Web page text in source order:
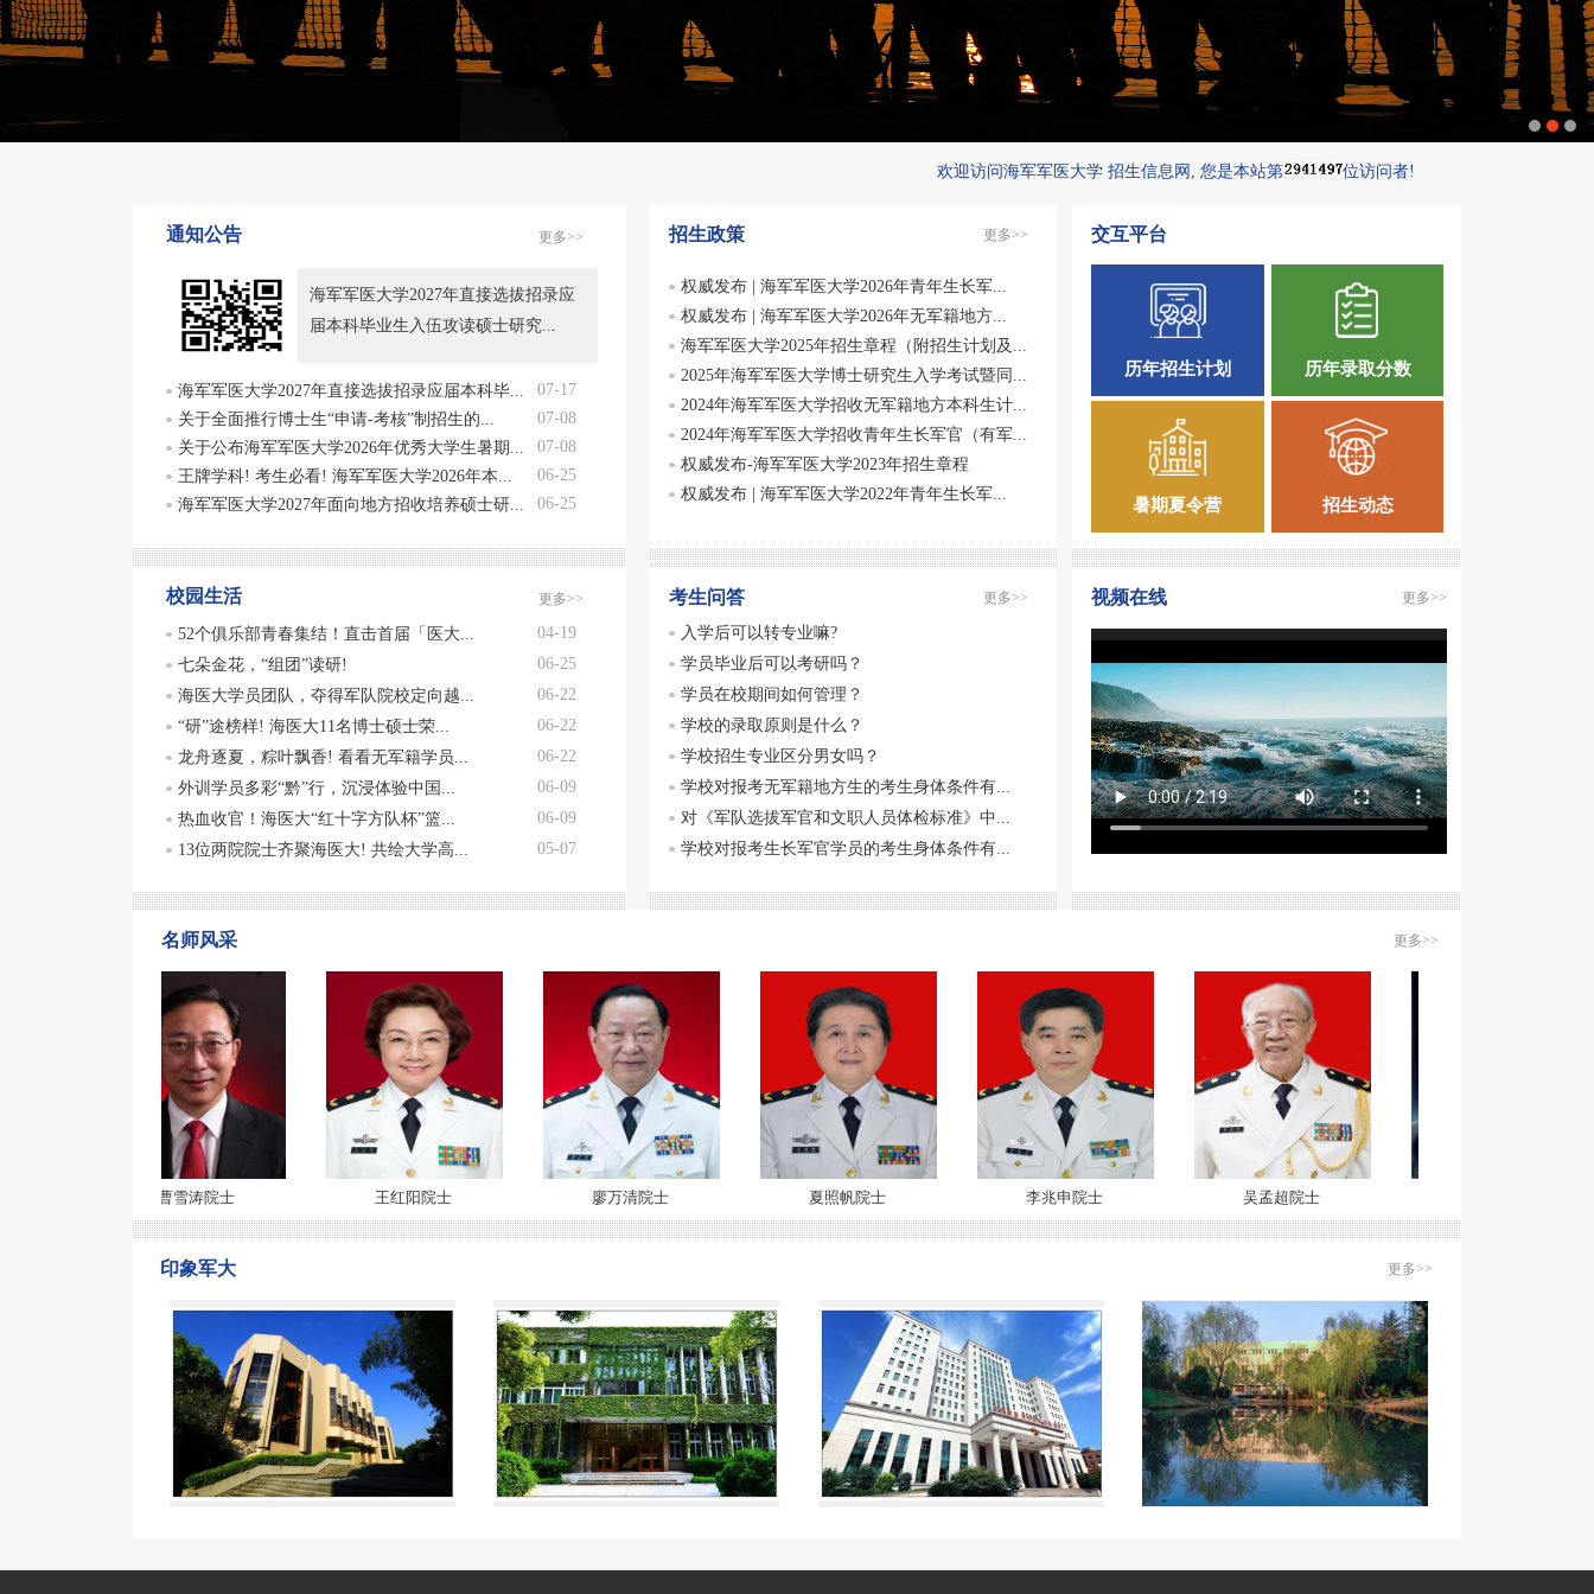
欢迎访问海军军医大学 招生信息网, 您是本站第 位访问者!
通知公告 更多>>
海军军医大学2027年直接选拔招录应
届本科毕业生入伍攻读硕士研究...
海军军医大学2027年直接选拔招录应届本科毕...
07-17
关于全面推行博士生“申请-考核”制招生的...
07-08
关于公布海军军医大学2026年优秀大学生暑期...
07-08
王牌学科! 考生必看! 海军军医大学2026年本...
06-25
海军军医大学2027年面向地方招收培养硕士研...
06-25
校园生活 更多>>
52个俱乐部青春集结！直击首届「医大...
04-19
七朵金花，“组团”读研!
06-25
海医大学员团队，夺得军队院校定向越...
06-22
“研”途榜样! 海医大11名博士硕士荣...
06-22
龙舟逐夏，粽叶飘香! 看看无军籍学员...
06-22
外训学员多彩“黔”行，沉浸体验中国...
06-09
热血收官！海医大“红十字方队杯”篮...
06-09
13位两院院士齐聚海医大! 共绘大学高...
05-07
招生政策 更多>>
权威发布 | 海军军医大学2026年青年生长军...
权威发布 | 海军军医大学2026年无军籍地方...
海军军医大学2025年招生章程（附招生计划及...
2025年海军军医大学博士研究生入学考试暨同...
2024年海军军医大学招收无军籍地方本科生计...
2024年海军军医大学招收青年生长军官（有军...
权威发布-海军军医大学2023年招生章程
权威发布 | 海军军医大学2022年青年生长军...
考生问答 更多>>
入学后可以转专业嘛?
学员毕业后可以考研吗？
学员在校期间如何管理？
学校的录取原则是什么？
学校招生专业区分男女吗？
学校对报考无军籍地方生的考生身体条件有...
对《军队选拔军官和文职人员体检标准》中...
学校对报考生长军官学员的考生身体条件有...
交互平台
历年招生计划 历年录取分数
暑期夏令营 招生动态
视频在线 更多>>
名师风采 更多>>
曹雪涛院士 王红阳院士 廖万清院士 夏照帆院士 李兆申院士 吴孟超院士
印象军大 更多>>